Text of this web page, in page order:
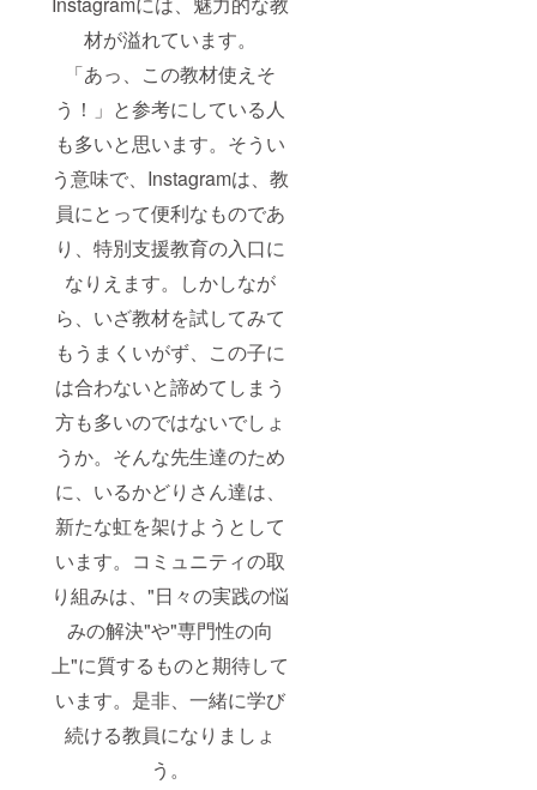
材が溢れています。
「あっ、この教材使えそ
う！」と参考にしている人
も多いと思います。そうい
う意味で、Instagramは、教
員にとって便利なものであ
り、特別支援教育の入口に
なりえます。しかしなが
ら、いざ教材を試してみて
もうまくいがず、この子に
は合わないと諦めてしまう
方も多いのではないでしょ
うか。そんな先生達のため
に、いるかどりさん達は、
新たな虹を架けようとして
います。コミュニティの取
り組みは、"日々の実践の悩
みの解決"や"専門性の向
上"に質するものと期待して
います。是非、一緒に学び
続ける教員になりましょ
う。